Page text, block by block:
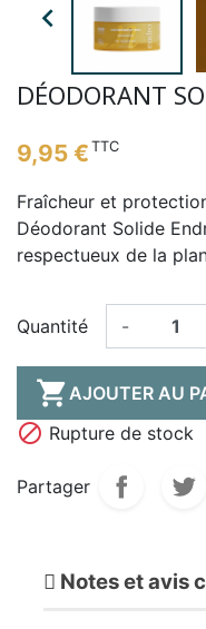

DÉODORANT
9,95 € TTC
Fraîcheur et
Déodorant Solide
respectueux de la
Quantité -
AJOUTER AU
 Rupture de stock
Partager
Notes et avis